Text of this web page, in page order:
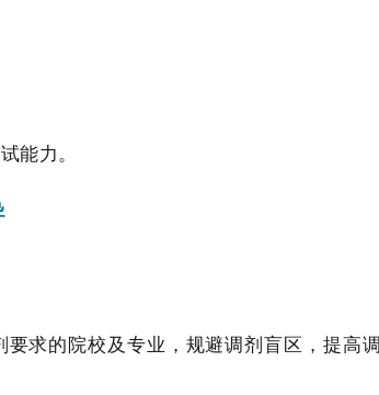
能力。
求的院校及专业，规避调剂盲区，提高